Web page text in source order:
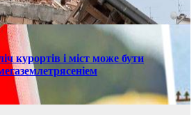
курортів і міст може бути